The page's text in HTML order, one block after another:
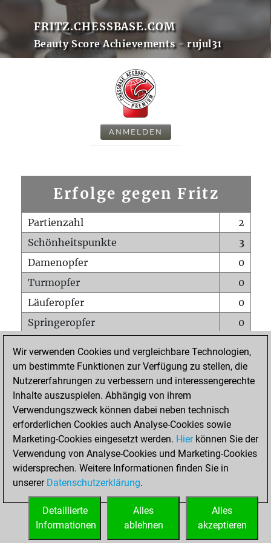
FRITZ.CHESSBASE.COM
Beauty Score Achievements - rujul31
ANMELDEN
Erfolge gegen Fritz
Partienzahl
2
Schönheitspunkte
3
Damenopfer
0
Turmopfer
0
Läuferopfer
0
Springeropfer
0
Matt auf vollem Brett
0
Bauer setzt Matt
0
Erstickte Matts
Unterverwandlungen
Türme auf der siebten
0
STARTSEITE
Wir verwenden Cookies und vergleichbare Technologien,
um bestimmte Funktionen zur Verfügung zu stellen, die
Nutzererfahrungen zu verbessern und interessengerechte
Inhalte auszuspielen. Abhängig von ihrem
Verwendungszweck können dabei neben technisch
erforderlichen Cookies auch Analyse-Cookies sowie
Marketing-Cookies eingesetzt werden. Hierkönnen Sie der
Verwendung von Analyse-Cookies und Marketing-Cookies
widersprechen. Weitere Informationen finden Sie in
unserer Datenschutzerklärung.
Alles
akzeptieren
Alles
ablehnen
Detaillierte
Informationen